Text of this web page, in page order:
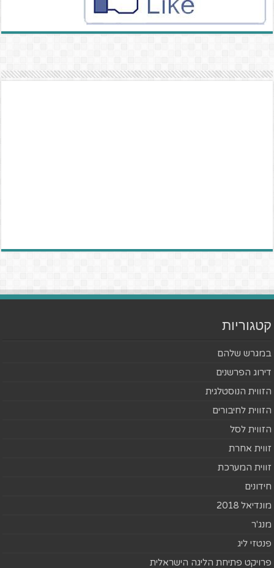
קטגוריות
במגרש שלהם
דירוג הפרשנים
הזווית הנוסטלגית
הזווית לחיבורים
הזווית לסל
זווית אחרת
זווית המערכת
חידונים
מונדיאל 2018
מנג'ר
פנטזי ליג
פרויקט פתיחת הליגה הישראלית